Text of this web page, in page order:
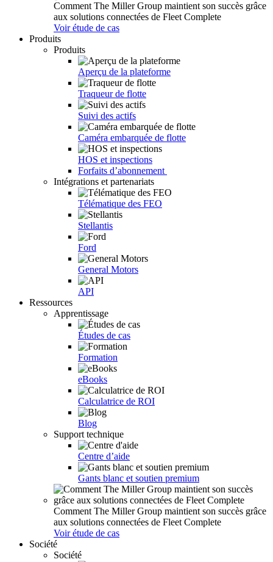
Comment The Miller Group maintient son succès grâce
aux solutions connectées de Fleet Complete
Voir étude de cas
Produits
Produits
Aperçu de la plateforme
Traqueur de flotte
Suivi des actifs
Caméra embarquée de flotte
HOS et inspections
Forfaits d’abonnement
Intégrations et partenariats
Télématique des FEO
Stellantis
Ford
General Motors
API
Ressources
Apprentissage
Études de cas
Formation
eBooks
Calculatrice de ROI
Blog
Support technique
Centre d’aide
Gants blanc et soutien premium
Comment The Miller Group maintient son succès grâce
aux solutions connectées de Fleet Complete
Voir étude de cas
Société
Société